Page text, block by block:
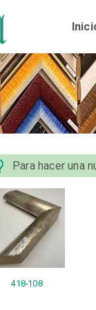
Para hacer una
418-108